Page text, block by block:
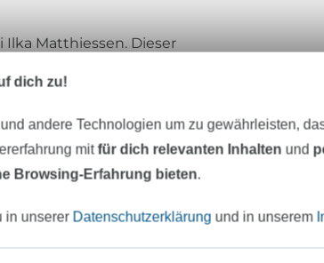
Matthiessen. Dieser
von bis zu 20
verwendet
eine Gewerbelizenz.
gefertigten
Tausch, Kopie, Abdruck
sind
Schnittmuster
Genäht nach
dich zu!
andere Technologien um zu gewährleisten,
mitfür dich relevanten Inhalten und
Browsing-Erfahrung bieten.
in unserer Datenschutzerklärung und in unserem